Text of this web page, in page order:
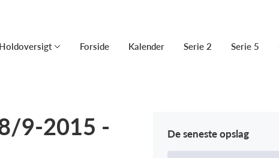
Holdoversigt Forside Kalender Serie 2 Serie 5
9-2015 -
De seneste opslag